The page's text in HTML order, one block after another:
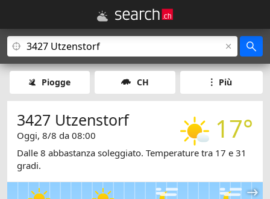
Piogge CH Più
17°
3427 Utzenstorf
Oggi, 8/8 da 08:00
Dalle 8 abbastanza soleggiato. Temperature tra 17 e 31
gradi.